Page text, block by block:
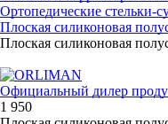
Ортопедические стельки-
Плоская силиконовая
Плоская силиконовая
Официальный дилер
1 950